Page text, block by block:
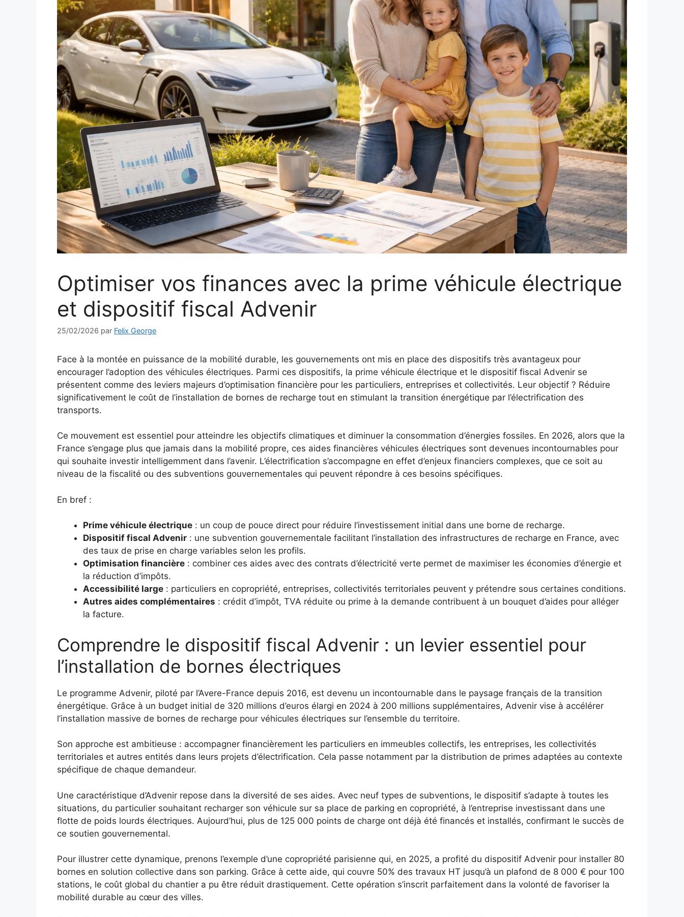
Optimiser vos finances avec la prime véhicule électrique
et dispositif fiscal Advenir
25/02/2026 par Felix George
Face à la montée en puissance de la mobilité durable, les gouvernements ont mis en place des dispositifs très avantageux pour
encourager l’adoption des véhicules électriques. Parmi ces dispositifs, la prime véhicule électrique et le dispositif fiscal Advenir se
présentent comme des leviers majeurs d’optimisation financière pour les particuliers, entreprises et collectivités. Leur objectif ? Réduire
significativement le coût de l’installation de bornes de recharge tout en stimulant la transition énergétique par l’électrification des
transports.
Ce mouvement est essentiel pour atteindre les objectifs climatiques et diminuer la consommation d’énergies fossiles. En 2026, alors que la
France s’engage plus que jamais dans la mobilité propre, ces aides financières véhicules électriques sont devenues incontournables pour
qui souhaite investir intelligemment dans l’avenir. L’électrification s’accompagne en effet d’enjeux financiers complexes, que ce soit au
niveau de la fiscalité ou des subventions gouvernementales qui peuvent répondre à ces besoins spécifiques.
En bref :
Prime véhicule électrique : un coup de pouce direct pour réduire l’investissement initial dans une borne de recharge.
Dispositif fiscal Advenir : une subvention gouvernementale facilitant l’installation des infrastructures de recharge en France, avec
des taux de prise en charge variables selon les profils.
Optimisation financière : combiner ces aides avec des contrats d’électricité verte permet de maximiser les économies d’énergie et
la réduction d’impôts.
Accessibilité large : particuliers en copropriété, entreprises, collectivités territoriales peuvent y prétendre sous certaines conditions.
Autres aides complémentaires : crédit d’impôt, TVA réduite ou prime à la demande contribuent à un bouquet d’aides pour alléger
la facture.
Comprendre le dispositif fiscal Advenir : un levier essentiel pour
l’installation de bornes électriques
Le programme Advenir, piloté par l’Avere-France depuis 2016, est devenu un incontournable dans le paysage français de la transition
énergétique. Grâce à un budget initial de 320 millions d’euros élargi en 2024 à 200 millions supplémentaires, Advenir vise à accélérer
l’installation massive de bornes de recharge pour véhicules électriques sur l’ensemble du territoire.
Son approche est ambitieuse : accompagner financièrement les particuliers en immeubles collectifs, les entreprises, les collectivités
territoriales et autres entités dans leurs projets d’électrification. Cela passe notamment par la distribution de primes adaptées au contexte
spécifique de chaque demandeur.
Une caractéristique d’Advenir repose dans la diversité de ses aides. Avec neuf types de subventions, le dispositif s’adapte à toutes les
situations, du particulier souhaitant recharger son véhicule sur sa place de parking en copropriété, à l’entreprise investissant dans une
flotte de poids lourds électriques. Aujourd’hui, plus de 125 000 points de charge ont déjà été financés et installés, confirmant le succès de
ce soutien gouvernemental.
Pour illustrer cette dynamique, prenons l’exemple d’une copropriété parisienne qui, en 2025, a profité du dispositif Advenir pour installer 80
bornes en solution collective dans son parking. Grâce à cette aide, qui couvre 50% des travaux HT jusqu’à un plafond de 8 000 € pour 100
stations, le coût global du chantier a pu être réduit drastiquement. Cette opération s’inscrit parfaitement dans la volonté de favoriser la
mobilité durable au cœur des villes.